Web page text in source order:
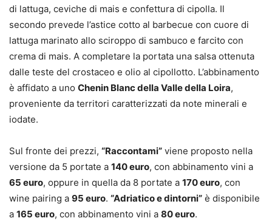
di lattuga, ceviche di mais e confettura di cipolla. Il
secondo prevede l’astice cotto al barbecue con cuore di
lattuga marinato allo sciroppo di sambuco e farcito con
crema di mais. A completare la portata una salsa ottenuta
dalle teste del crostaceo e olio al cipollotto. L’abbinamento
è affidato a uno Chenin Blanc della Valle della Loira,
proveniente da territori caratterizzati da note minerali e
iodate.
Sul fronte dei prezzi, “Raccontami” viene proposto nella
versione da 5 portate a 140 euro, con abbinamento vini a
65 euro, oppure in quella da 8 portate a 170 euro, con
wine pairing a 95 euro. “Adriatico e dintorni” è disponibile
a 165 euro, con abbinamento vini a 80 euro.